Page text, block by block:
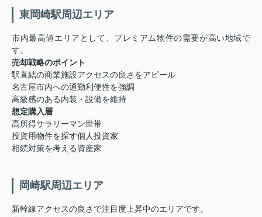
東岡崎駅周辺エリア
市内最高値エリアとして、プレミアム物件の需要が高い地域で
す。
売却戦略のポイント
駅直結の商業施設アクセスの良さをアピール
名古屋市内への通勤利便性を強調
高級感のある内装・設備を維持
想定購入層
高所得サラリーマン世帯
投資用物件を探す個人投資家
相続対策を考える資産家
岡崎駅周辺エリア
新幹線アクセスの良さで注目度上昇中のエリアです。